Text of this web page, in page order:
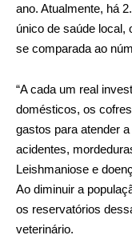
ano. Atualmente, há
único de saúde local,
se comparada ao
“A cada um real
domésticos, os
gastos para atender
acidentes,
Leishmaniose e
Ao diminuir a
os reservatórios
veterinário.